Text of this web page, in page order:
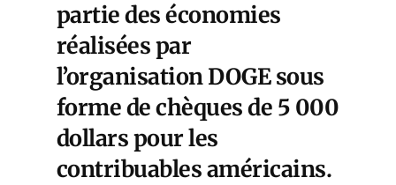
partie des économies
réalisées par
l’organisation DOGE sous
forme de chèques de 5 000
dollars pour les
contribuables américains.